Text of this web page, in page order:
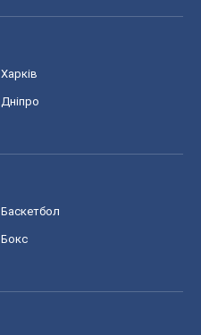
Харків
Дніпро
Баскетбол
Бокс